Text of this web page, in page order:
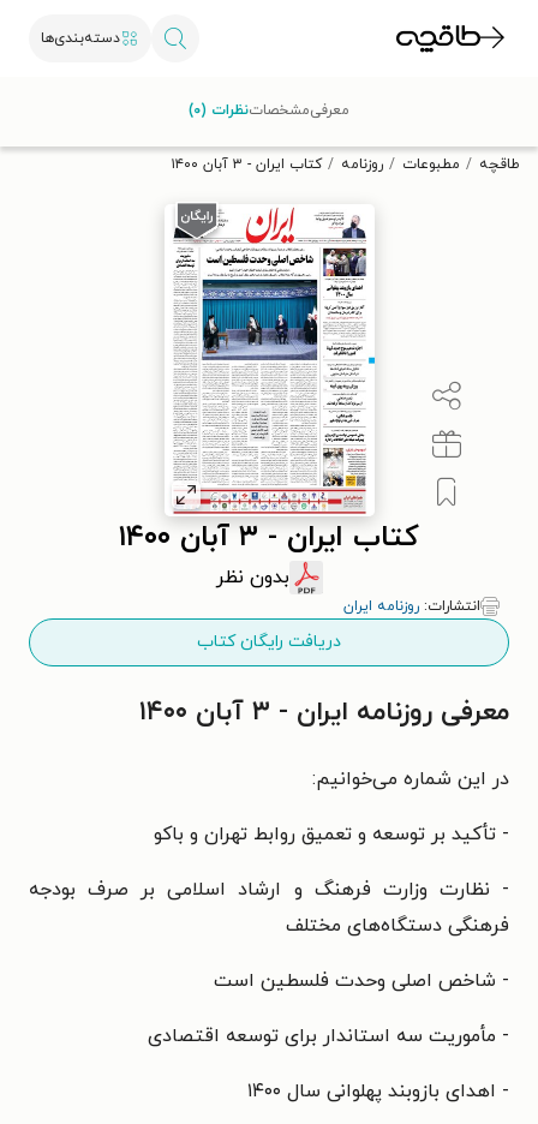
دسته‌بندی‌ها
تخفیف از طاقچه دریافت کن.
طاقچه مطبوعات روزنامه کتاب ایران - ۳ آبان ۱۴۰۰
کتاب ایران - ۳ آبان ۱۴۰۰
بدون نظر
انتشارات: روزنامه ایران
دریافت رایگان کتاب
معرفیمشخصاتنظرات (۰)
معرفی روزنامه ایران - ۳ آبان ۱۴۰۰
در این شماره می‌خوانیم:
- تأکید بر توسعه و تعمیق روابط تهران و باکو
- نظارت وزارت فرهنگ و ارشاد اسلامی بر صرف بودجه
فرهنگی دستگاه‌‌‌های مختلف
- شاخص اصلی وحدت فلسطین است
- مأموریت سه استاندار برای توسعه اقتصادی
- اهدای بازوبند پهلوانی سال ۱۴۰۰